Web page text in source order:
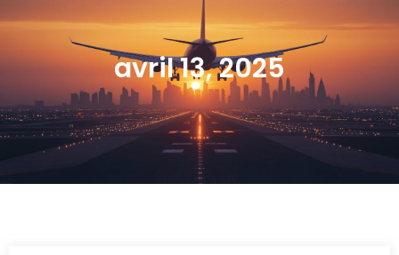
avril 13, 2025